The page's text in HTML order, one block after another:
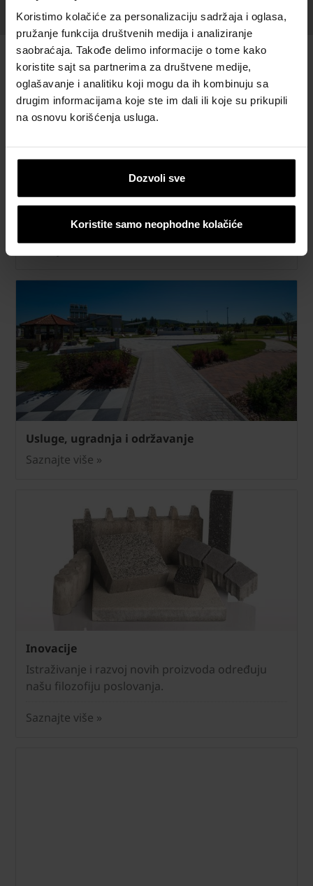
Koristimo kolačiće za personalizaciju sadržaja i oglasa,
pružanje funkcija društvenih medija i analiziranje
saobraćaja. Takođe delimo informacije o tome kako
koristite sajt sa partnerima za društvene medije,
oglašavanje i analitiku koji mogu da ih kombinuju sa
drugim informacijama koje ste im dali ili koje su prikupili
na osnovu korišćenja usluga.
Dozvoli sve
Koristite samo neophodne kolačiće
Informacije o betonskim proizvodima
Usluge, ugradnja i održavanje
Saznajte više »
Inovacije
Istraživanje i razvoj novih proizvoda određuju
našu filozofiju poslovanja.
Saznajte više »